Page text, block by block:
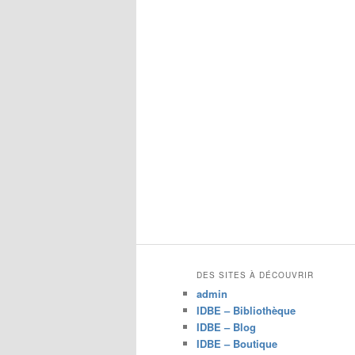
DES SITES À DÉCOUVRIR
admin
IDBE – Bibliothèque
IDBE – Blog
IDBE – Boutique